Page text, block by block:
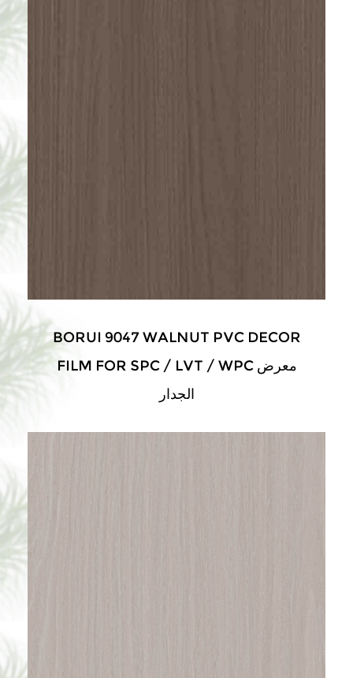
BORUI 9047 WALNUT PVC DECOR
FILM FOR SPC / LVT / WPC معرض
الجدار